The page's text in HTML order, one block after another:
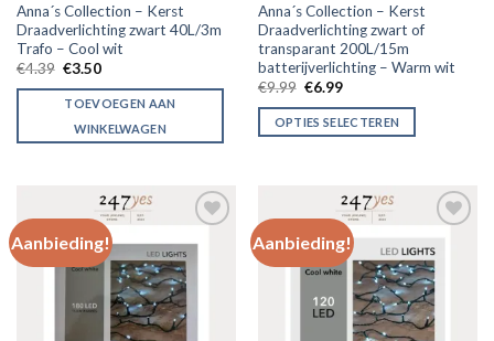
Anna´s Collection – Kerst
Draadverlichting zwart 40L/3m
Trafo – Cool wit
€4.39 €3.50
TOEVOEGEN AAN
WINKELWAGEN
Anna´s Collection – Kerst
Draadverlichting zwart of
transparant 200L/15m
batterijverlichting – Warm wit
€9.99 €6.99
OPTIES SELECTEREN
Aanbieding!
Toevoegen
aan
verlanglijst
Aanbieding!
Toevoegen
aan
verlanglijst